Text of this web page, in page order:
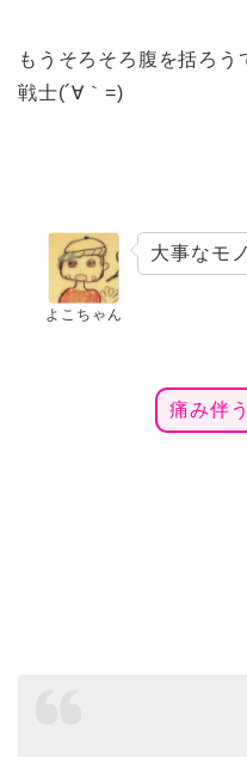
もうそろそろ腹を括ろ
戦士(´∀｀=)
よこちゃん
大事なモ
痛み伴